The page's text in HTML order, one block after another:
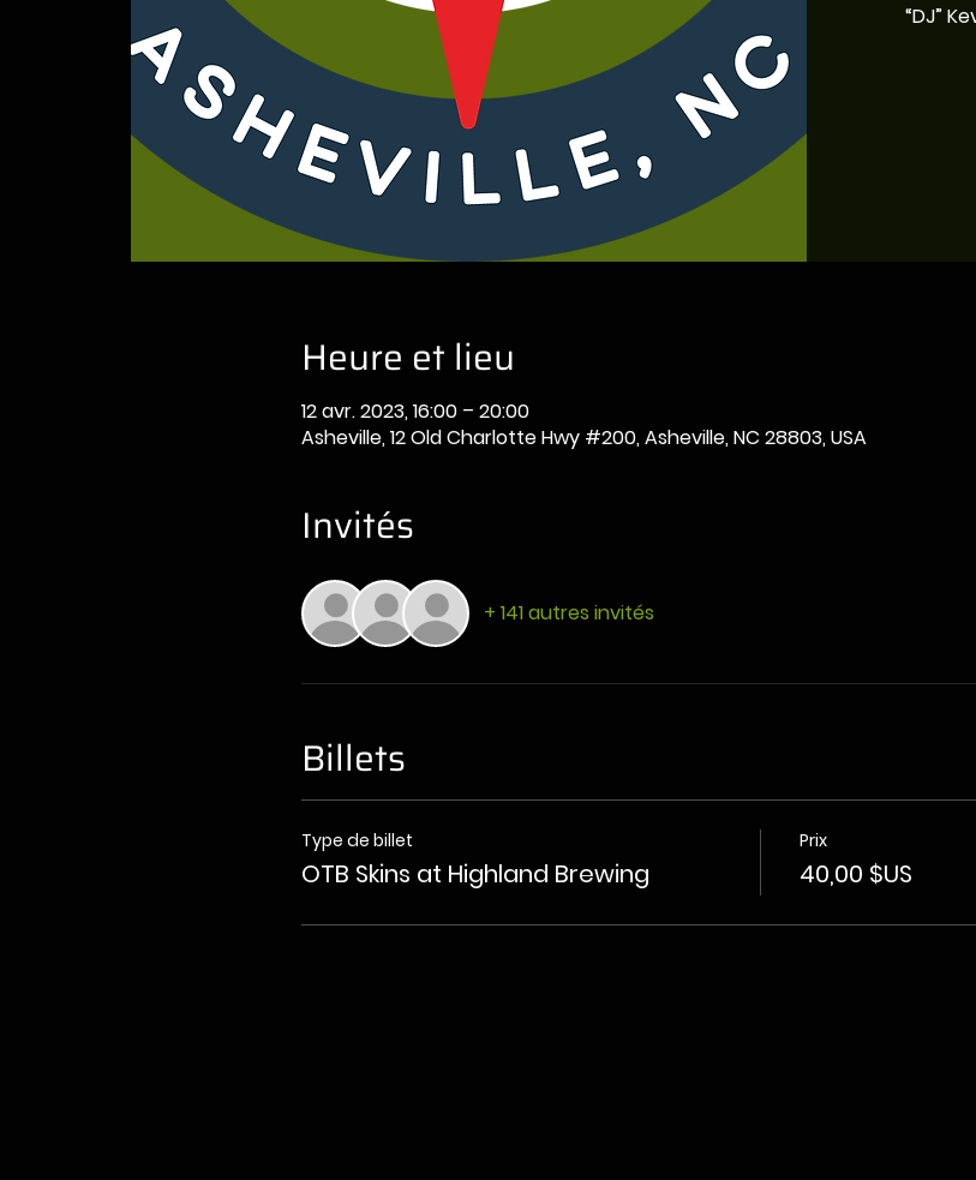
“DJ”
Heure et lieu
12 avr. 2023, 16:00 – 20:00
Asheville, 12 Old Charlotte Hwy #200, Asheville, NC 28803, USA
Invités
+ 141 autres invités
Billets
Type de billet
OTB Skins at Highland Brewing
Prix
40,00 $US